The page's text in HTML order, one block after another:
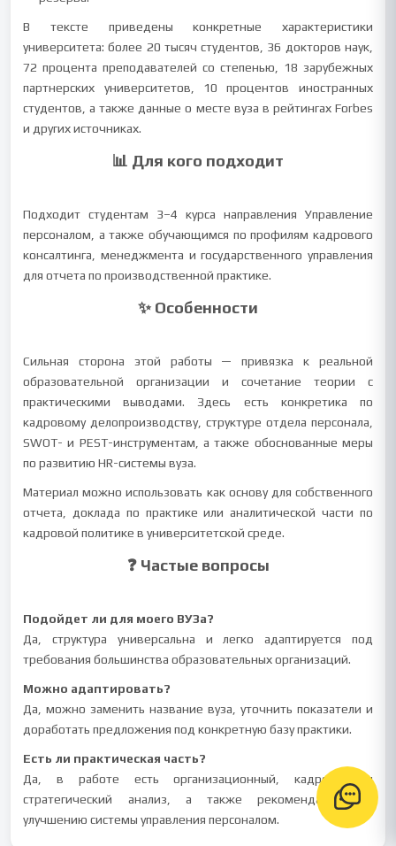
В тексте приведены конкретные характеристики
университета: более 20 тысяч студентов, 36 докторов наук,
72 процента преподавателей со степенью, 18 зарубежных
партнерских университетов, 10 процентов иностранных
студентов, а также данные о месте вуза в рейтингах Forbes
и других источниках.
📊 Для кого подходит
Подходит студентам 3–4 курса направления Управление
персоналом, а также обучающимся по профилям кадрового
консалтинга, менеджмента и государственного управления
для отчета по производственной практике.
✨ Особенности
Сильная сторона этой работы — привязка к реальной
образовательной организации и сочетание теории с
практическими выводами. Здесь есть конкретика по
кадровому делопроизводству, структуре отдела персонала,
SWOT- и PEST-инструментам, а также обоснованные меры
по развитию HR-системы вуза.
Материал можно использовать как основу для собственного
отчета, доклада по практике или аналитической части по
кадровой политике в университетской среде.
❓ Частые вопросы
Подойдет ли для моего ВУЗа?
Да, структура универсальна и легко адаптируется под
требования большинства образовательных организаций.
Можно адаптировать?
Да, можно заменить название вуза, уточнить показатели и
доработать предложения под конкретную базу практики.
Есть ли практическая часть?
Да, в работе есть организационный, кадровый и
стратегический анализ, а также рекомендации по
улучшению системы управления персоналом.